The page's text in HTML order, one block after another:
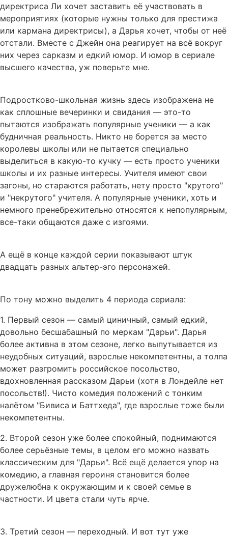
директриса Ли хочет заставить её участвовать в
мероприятиях (которые нужны только для престижа
или кармана директрисы), а Дарья хочет, чтобы от неё
отстали. Вместе с Джейн она реагирует на всё вокруг
них через сарказм и едкий юмор. И юмор в сериале
высшего качества, уж поверьте мне.
Подростково-школьная жизнь здесь изображена не
как сплошные вечеринки и свидания — это-то
пытаются изображать популярные ученики — а как
будничная реальность. Никто не борется за место
королевы школы или не пытается специально
выделиться в какую-то кучку — есть просто ученики
школы и их разные интересы. Учителя имеют свои
загоны, но стараются работать, нету просто "крутого"
и "некрутого" учителя. А популярные ученики, хоть и
немного пренебрежительно относятся к непопулярным,
все-таки общаются даже с изгоями.
А ещё в конце каждой серии показывают штук
двадцать разных альтер-эго персонажей.
По тону можно выделить 4 периода сериала:
1. Первый сезон — самый циничный, самый едкий,
довольно бесшабашный по меркам "Дарьи". Дарья
более активна в этом сезоне, легко выпутывается из
неудобных ситуаций, взрослые некомпетентны, а толпа
может разгромить российское посольство,
вдохновленная рассказом Дарьи (хотя в Лондейле нет
посольств!). Чисто комедия положений с тонким
налётом "Бивиса и Баттхеда", где взрослые тоже были
некомпетентны.
2. Второй сезон уже более спокойный, поднимаются
более серьёзные темы, в целом его можно назвать
классическим для "Дарьи". Всё ещё делается упор на
комедию, а главная героиня становится более
дружелюбна к окружающим и к своей семье в
частности. И цвета стали чуть ярче.
3. Третий сезон — переходный. И вот тут уже